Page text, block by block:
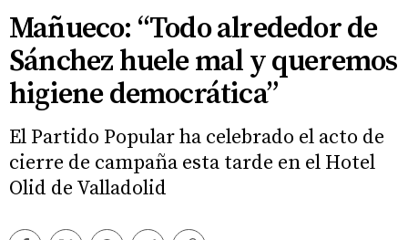
Mañueco: “Todo alrededor de
Sánchez huele mal y queremos
higiene democrática”
El Partido Popular ha celebrado el acto de
cierre de campaña esta tarde en el Hotel
Olid de Valladolid